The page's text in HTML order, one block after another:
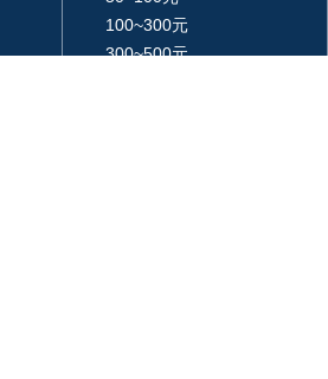
100~300元
300~500元